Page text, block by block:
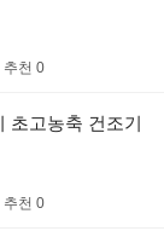
추천 0
초고농축 건조기
추천 0